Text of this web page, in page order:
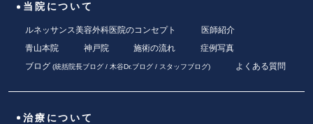
当院について
ルネッサンス美容外科医院のコンセプト
医師紹介
青山本院
神戸院 施術の流れ
症例写真
ブログ (統括院長ブログ/ 木谷Dr.ブログ/ スタッフブログ) よくある質問
治療について